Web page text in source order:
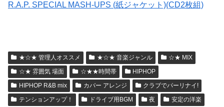
R.A.P. SPECIAL MASH-UPS (紙ジャケット)(CD2枚組)
★☆★ 管理人オススメ ★☆★ 音楽ジャンル
☆★ MIX
☆★ 雰囲気 場面
☆★★時間帯
HIPHOP
HIPHOP R&B mix
カバー アレンジ
クラブでパーリナイ!
テンションアップ！
ドライブ用BGM 夜
安定の洋楽